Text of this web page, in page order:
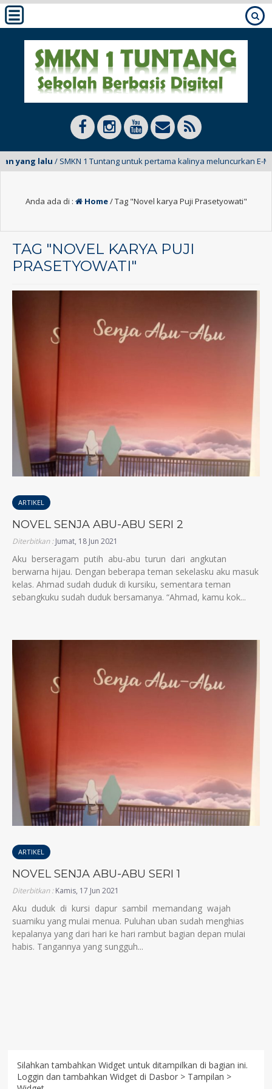
lalu / SMKN 1 Tuntang untuk pertama kalinya meluncurkan E-
Anda ada di : Home/Tag "Novel karya Puji Prasetyowati"
TAG "NOVEL KARYA PUJI
PRASETYOWATI"
ARTIKEL
NOVEL SENJA ABU-ABU SERI 2
Diterbitkan :Jumat, 18 Jun 2021
Aku berseragam putih abu-abu turun dari angkutan
berwarna hijau. Dengan beberapa teman sekelasku aku masuk
kelas. Ahmad sudah duduk di kursiku, sementara teman
sebangkuku sudah duduk bersamanya. “Ahmad, kamu kok...
ARTIKEL
NOVEL SENJA ABU-ABU SERI 1
Diterbitkan :Kamis, 17 Jun 2021
Aku duduk di kursi dapur sambil memandang wajah
suamiku yang mulai menua. Puluhan uban sudah menghias
kepalanya yang dari hari ke hari rambut bagian depan mulai
habis. Tangannya yang sungguh...
Silahkan tambahkan Widget untuk ditampilkan di bagian ini.
Loggin dan tambahkan Widget di Dasbor > Tampilan >